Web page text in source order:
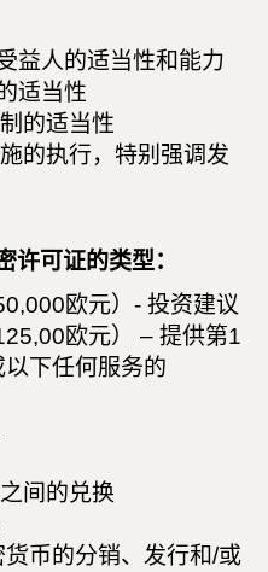
益人的适当性和能力
适当性
的适当性
的执行，特别强调发
许可证的类型：
欧元）- 投资建议
欧元） – 提供第1
下任何服务的
间的兑换
币的分销、发行和/或